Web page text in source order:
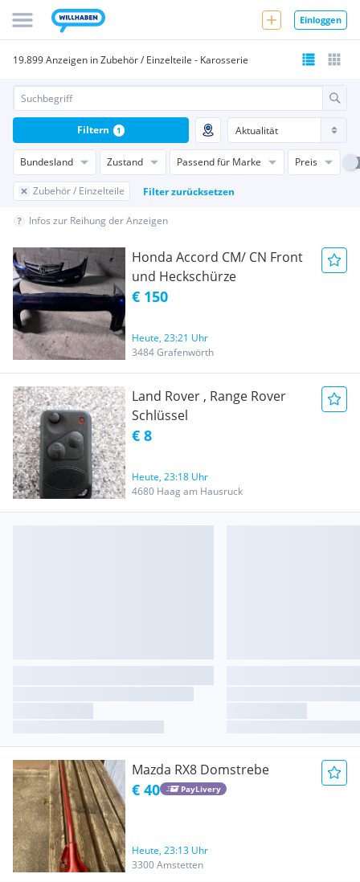
Einloggen
19.899 Anzeigen in Zubehör / Einzelteile - Karosserie
Bundesland Zustand Passend für Marke Preis
Zubehör / Einzelteile Filter zurücksetzen
Filtern 1
Infos zur Reihung der Anzeigen
Honda Accord CM/ CN Front
und Heckschürze
€ 150
Heute, 23:21 Uhr
3484 Grafenwörth
Land Rover , Range Rover
Schlüssel
€ 8
Heute, 23:18 Uhr
4680 Haag am Hausruck
Mazda RX8 Domstrebe
€ 40 PayLivery
Heute, 23:13 Uhr
3300 Amstetten